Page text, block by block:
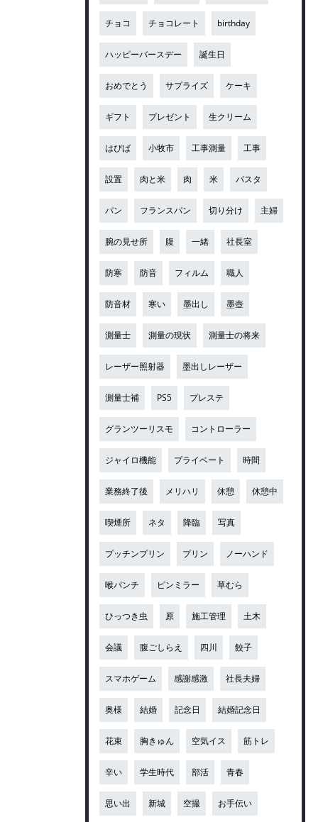
チョコ チョコレート birthday
ハッピーバースデー 誕生日
おめでとう サプライズ ケーキ
ギフト プレゼント 生クリーム
はぴば 小牧市 工事測量 工事
設置 肉と米 肉 米 パスタ
パン フランスパン 切り分け 主婦
腕の見せ所 腹 一緒 社長室
防寒 防音 フィルム 職人
防音材 寒い 墨出し 墨壺
測量士 測量の現状 測量士の将来
レーザー照射器 墨出しレーザー
測量士補 PS5 プレステ
グランツーリスモ コントローラー
ジャイロ機能 プライベート 時間
業務終了後 メリハリ 休憩 休憩中
喫煙所 ネタ 降臨 写真
プッチンプリン プリン ノーハンド
喉パンチ ピンミラー 草むら
ひっつき虫 原 施工管理 土木
会議 腹ごしらえ 四川 餃子
スマホゲーム 感謝感激 社長夫婦
奥様 結婚 記念日 結婚記念日
花束 胸きゅん 空気イス 筋トレ
辛い 学生時代 部活 青春
思い出 新城 空撮 お手伝い